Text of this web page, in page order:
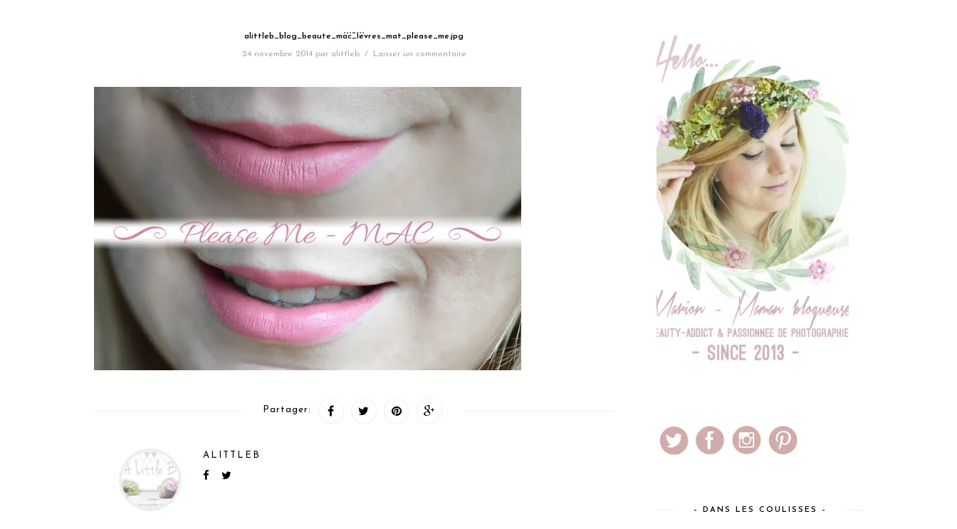
alittleb_blog_beaute_mac_levres_mat_please_me.jpg
24 novembre 2014 par alittleb / Laisser un commentaire
Partager:
ALITTLEB
– DANS LES COULISSES –